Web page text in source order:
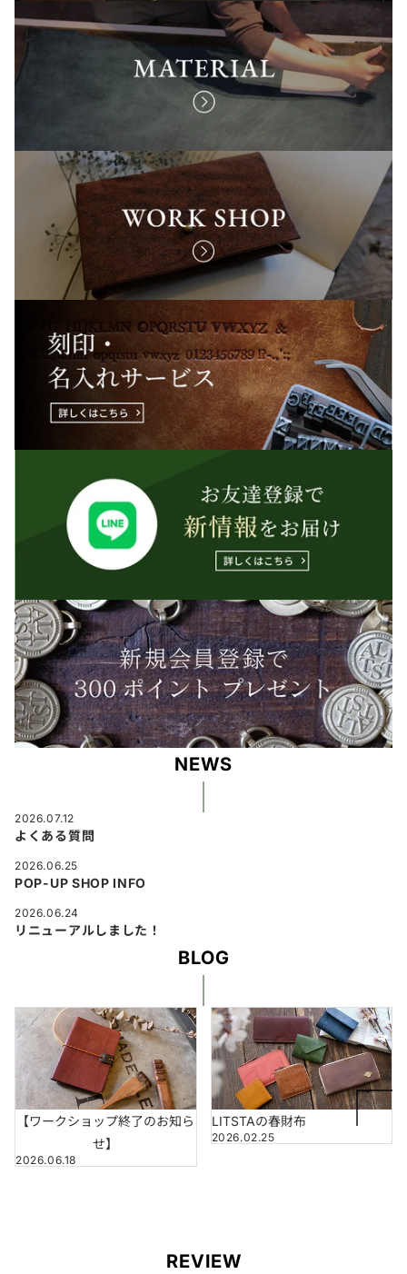
NEWS
2026.07.12
よくある質問
2026.06.25
POP-UP SHOP INFO
2026.06.24
リニューアルしました！
BLOG
【ワークショップ終了のお知ら
せ】
2026.06.18
LITSTAの春財布
2026.02.25
REVIEW